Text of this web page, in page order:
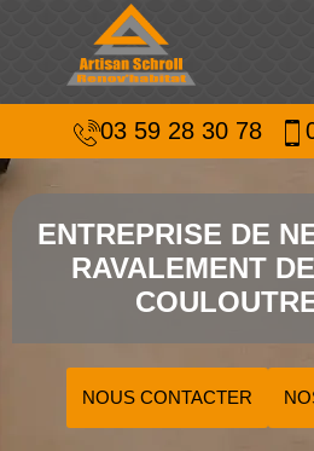
03 59 28 30 78
ENTREPRISE DE
RAVALEMENT
NOUS CONTACTER